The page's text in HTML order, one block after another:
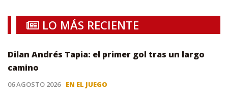
LO MÁS RECIENTE
Dilan Andrés Tapia: el primer gol tras un largo
camino
06 AGOSTO 2026 EN EL JUEGO